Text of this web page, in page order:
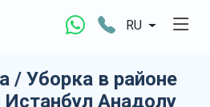
RU
/ Уборка в районе
Анадолу